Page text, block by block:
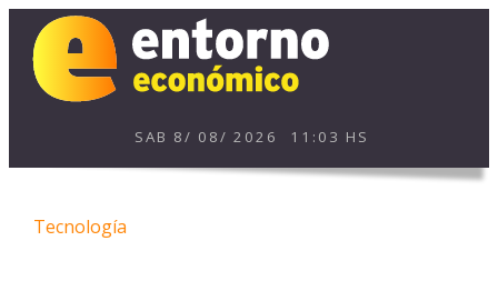
SAB 8/ 08/ 2026 11:03 HS
Tecnología